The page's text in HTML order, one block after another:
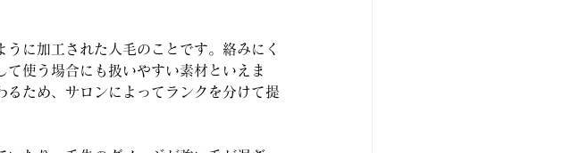
に加工された人毛のことです。絡みにく
使う場合にも扱いやすい素材といえま
ため、サロンによってランクを分けて提